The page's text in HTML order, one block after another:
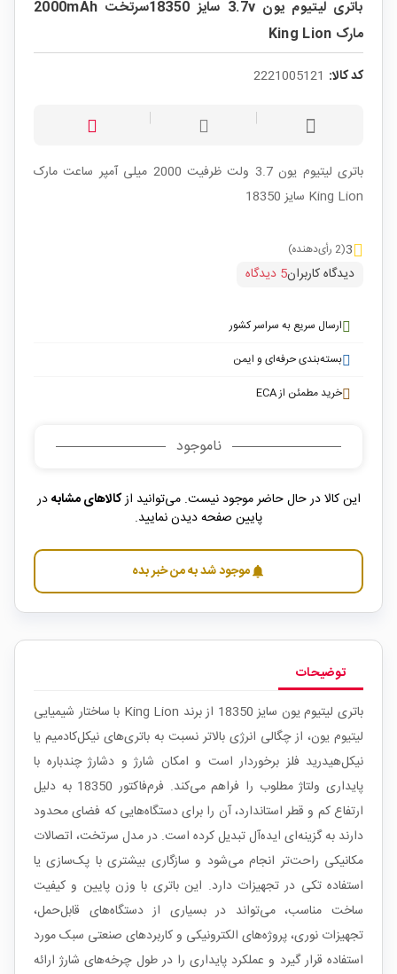
باتری لیتیوم یون 3.7v سایز 18350سرتخت 2000mAh
مارک King Lion
کد کالا: 2221005121
باتری لیتیوم یون 3.7 ولت ظرفیت 2000 میلی آمپر ساعت مارک
King Lion سایز 18350
3(2 رأی‌دهنده)
دیدگاه کاربران5 دیدگاه
ارسال سریع به سراسر کشور
بسته‌بندی حرفه‌ای و ایمن
خرید مطمئن از ECA
ناموجود
این کالا در حال حاضر موجود نیست. می‌توانید ازکالاهای مشابهدر
پایین صفحه دیدن نمایید.
notificationsموجود شد به من خبر بده
توضیحات
باتری لیتیوم یون سایز 18350 از برند King Lion با ساختار شیمیایی
لیتیوم یون، از چگالی انرژی بالاتر نسبت به باتری‌های نیکل‌کادمیم یا
نیکل‌هیدرید فلز برخوردار است و امکان شارژ و دشارژ چندباره با
پایداری ولتاژ مطلوب را فراهم می‌کند. فرم‌فاکتور 18350 به دلیل
ارتفاع کم و قطر استاندارد، آن را برای دستگاه‌هایی که فضای محدود
دارند به گزینه‌ای ایده‌آل تبدیل کرده است. در مدل سرتخت، اتصالات
مکانیکی راحت‌تر انجام می‌شود و سازگاری بیشتری با پک‌سازی یا
استفاده تکی در تجهیزات دارد. این باتری با وزن پایین و کیفیت
ساخت مناسب، می‌تواند در بسیاری از دستگاه‌های قابل‌حمل،
تجهیزات نوری، پروژه‌های الکترونیکی و کاربردهای صنعتی سبک مورد
استفاده قرار گیرد و عملکرد پایداری را در طول چرخه‌های شارژ ارائه